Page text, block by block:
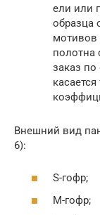
ели или
образца
мотивов
полотна
заказ
Внешний вид
6):
S-гофр;
M-гофр;